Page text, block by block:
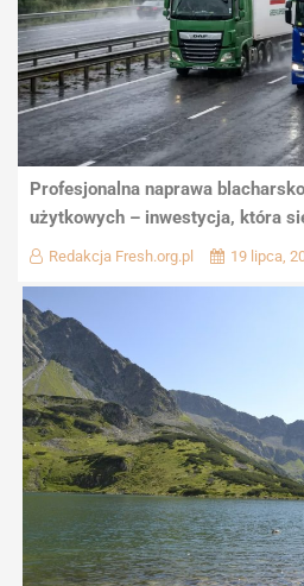
Profesjonalna naprawa
użytkowych – inwestycja, która
Redakcja Fresh.org.pl 19 lipca,